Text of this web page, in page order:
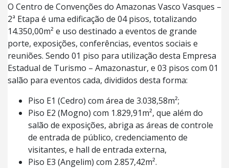
O Centro de Convenções do Amazonas Vasco Vasques –
2ª Etapa é uma edificação de 04 pisos, totalizando
14.350,00m² e uso destinado a eventos de grande
porte, exposições, conferências, eventos sociais e
reuniões. Sendo 01 piso para utilização desta Empresa
Estadual de Turismo – Amazonastur, e 03 pisos com 01
salão para eventos cada, divididos desta forma:
Piso E1 (Cedro) com área de 3.038,58m²;
Piso E2 (Mogno) com 1.829,91m², que além do
salão de exposições, abriga as áreas de controle
de entrada de público, credenciamento de
visitantes, e hall de entrada externa,
Piso E3 (Angelim) com 2.857,42m².